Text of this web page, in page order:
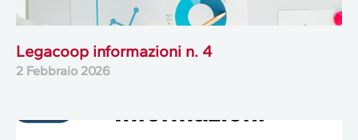
Legacoop informazioni n. 4
2 Febbraio 2026